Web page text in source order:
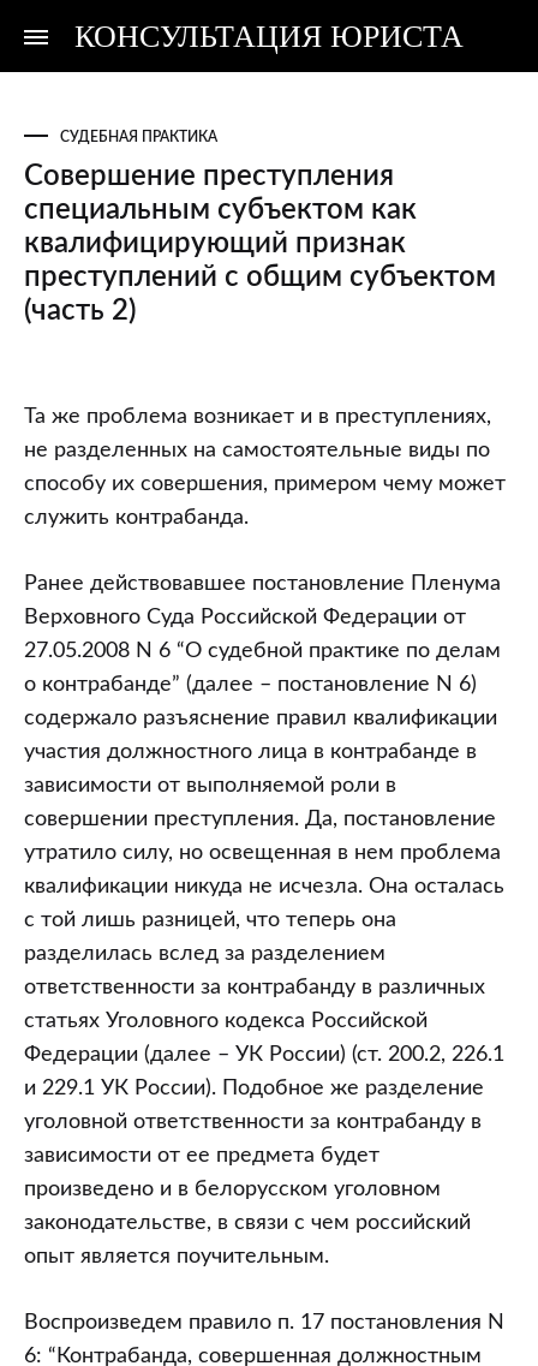
КОНСУЛЬТАЦИЯ ЮРИСТА
Консультация
Консультация
СУДЕБНАЯ ПРАКТИКА
Совершение преступления
специальным субъектом как
квалифицирующий признак
преступлений с общим субъектом
(часть 2)
Совершение
преступления
специальным
субъектом
квалифицирующий
признак
преступлений
с
общим
субъектом
(часть
2)
Та же проблема возникает и в преступлениях,
не разделенных на самостоятельные виды по
способу их совершения, примером чему может
служить контрабанда.
Ранее действовавшее постановление Пленума
Верховного Суда Российской Федерации от
27.05.2008 N 6 “О судебной практике по делам
о контрабанде” (далее – постановление N 6)
содержало разъяснение правил квалификации
участия должностного лица в контрабанде в
зависимости от выполняемой роли в
совершении преступления. Да, постановление
утратило силу, но освещенная в нем проблема
квалификации никуда не исчезла. Она осталась
с той лишь разницей, что теперь она
разделилась вслед за разделением
ответственности за контрабанду в различных
статьях Уголовного кодекса Российской
Федерации (далее – УК России) (ст. 200.2, 226.1
и 229.1 УК России). Подобное же разделение
уголовной ответственности за контрабанду в
зависимости от ее предмета будет
произведено и в белорусском уголовном
законодательстве, в связи с чем российский
опыт является поучительным.
Воспроизведем правило п. 17 постановления N
6: “Контрабанда, совершенная должностным